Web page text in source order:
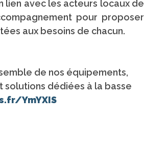
lien avec les acteurs locaux de
pour proposer
aux besoins de chacun.
de nos équipements,
solutions dédiées à la basse
YmYXIS